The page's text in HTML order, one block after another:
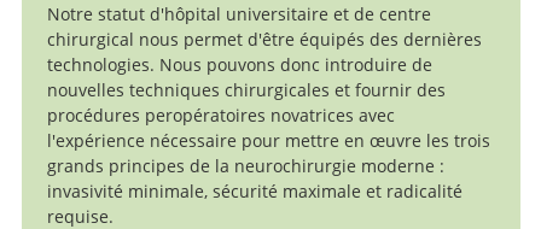
Notre statut d'hôpital universitaire et de centre
chirurgical nous permet d'être équipés des dernières
technologies. Nous pouvons donc introduire de
nouvelles techniques chirurgicales et fournir des
procédures peropératoires novatrices avec
l'expérience nécessaire pour mettre en œuvre les trois
grands principes de la neurochirurgie moderne :
invasivité minimale, sécurité maximale et radicalité
requise.